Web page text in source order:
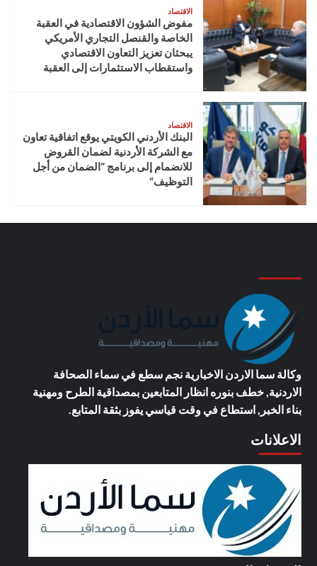
الاقتصاد
مفوض الشؤون الاقتصادية في العقبة
الخاصة والقنصل التجاري الأمريكي
يبحثان تعزيز التعاون الاقتصادي
واستقطاب الاستثمارات إلى العقبة
الاقتصاد
البنك الأردني الكويتي يوقع اتفاقية تعاون
مع الشركة الأردنية لضمان القروض
للانضمام إلى برنامج “الضمان من أجل
التوظيف”
وكالة سما الاردن الاخباريةنجم سطع في سماء الصحافة
الاردنية, خطف بنوره انظار المتابعين بمصداقية الطرح ومهنية
بناء الخبر, استطاع في وقت قياسي يفوز بثقة المتابع.
الاعلانات